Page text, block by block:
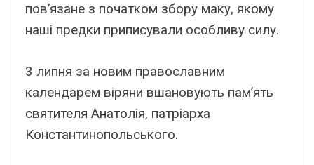
пов’язане з початком збору маку, якому
наші предки приписували особливу силу.
3 липня за новим православним
календарем віряни вшановують пам’ять
святителя Анатолія, патріарха
Константинопольського.